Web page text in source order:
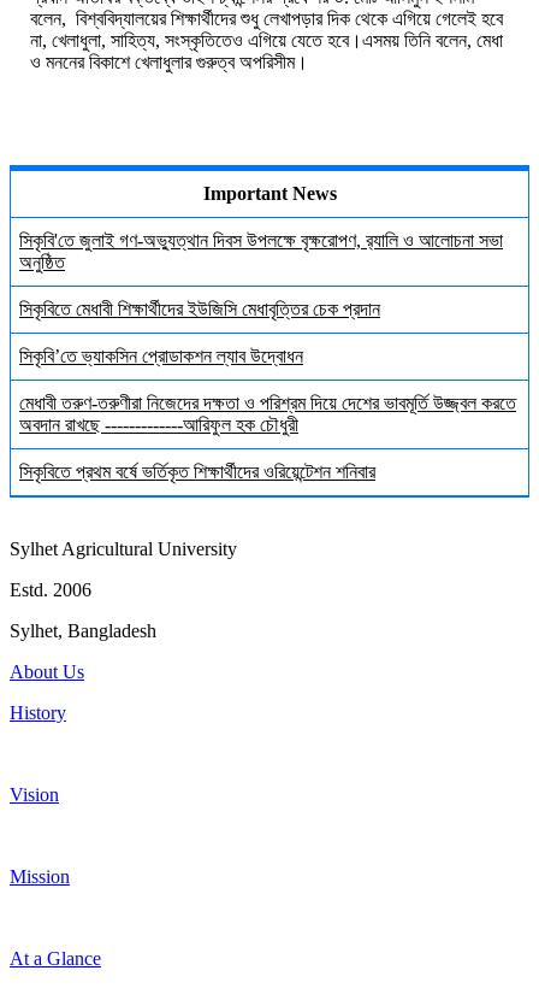
বলেন, বিশ্ববিদ্যালয়ের শিক্ষার্থীদের শুধু লেখাপড়ার দিক থেকে এগিয়ে গেলেই হবে
না, খেলাধুলা, সাহিত্য, সংস্কৃতিতেও এগিয়ে যেতে হবে।এসময় তিনি বলেন, মেধা
ও মননের বিকাশে খেলাধুলার গুরুত্ব অপরিসীম।
Important News
সিকৃবি'তে জুলাই গণ-অভ্যুত্থান দিবস উপলক্ষে বৃক্ষরোপণ, র‍্যালি ও আলোচনা সভা
অনুষ্ঠিত
সিকৃবিতে মেধাবী শিক্ষার্থীদের ইউজিসি মেধাবৃত্তির চেক প্রদান
সিকৃবি’তে ভ্যাকসিন প্রোডাকশন ল্যাব উদ্বোধন
মেধাবী তরুণ-তরুণীরা নিজেদের দক্ষতা ও পরিশ্রম দিয়ে দেশের ভাবমূর্তি উজ্জ্বল করতে
অবদান রাখছে -------------আরিফুল হক চৌধুরী
সিকৃবিতে প্রথম বর্ষে ভর্তিকৃত শিক্ষার্থীদের ওরিয়েন্টেশন শনিবার
Sylhet Agricultural University
Estd. 2006
Sylhet, Bangladesh
About Us
History
Vision
Mission
At a Glance